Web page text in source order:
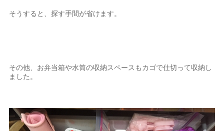
そうすると、探す手間が省けます。
その他、お弁当箱や水筒の収納スペースもカゴで仕切って収納し
ました。